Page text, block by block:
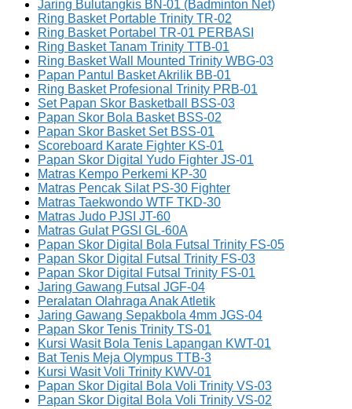
Jaring Bulutangkis BN-01 (Badminton Net)
Ring Basket Portable Trinity TR-02
Ring Basket Portabel TR-01 PERBASI
Ring Basket Tanam Trinity TTB-01
Ring Basket Wall Mounted Trinity WBG-03
Papan Pantul Basket Akrilik BB-01
Ring Basket Profesional Trinity PRB-01
Set Papan Skor Basketball BSS-03
Papan Skor Bola Basket BSS-02
Papan Skor Basket Set BSS-01
Scoreboard Karate Fighter KS-01
Papan Skor Digital Yudo Fighter JS-01
Matras Kempo Perkemi KP-30
Matras Pencak Silat PS-30 Fighter
Matras Taekwondo WTF TKD-30
Matras Judo PJSI JT-60
Matras Gulat PGSI GL-60A
Papan Skor Digital Bola Futsal Trinity FS-05
Papan Skor Digital Futsal Trinity FS-03
Papan Skor Digital Futsal Trinity FS-01
Jaring Gawang Futsal JGF-04
Peralatan Olahraga Anak Atletik
Jaring Gawang Sepakbola 4mm JGS-04
Papan Skor Tenis Trinity TS-01
Kursi Wasit Bola Tenis Lapangan KWT-01
Bat Tenis Meja Olympus TTB-3
Kursi Wasit Voli Trinity KWV-01
Papan Skor Digital Bola Voli Trinity VS-03
Papan Skor Digital Bola Voli Trinity VS-02